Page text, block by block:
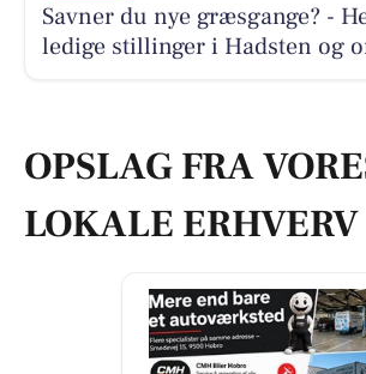
Savner du nye græsgange? -
ledige stillinger i Hadsten og
OPSLAG FRA
LOKALE ERHVERV